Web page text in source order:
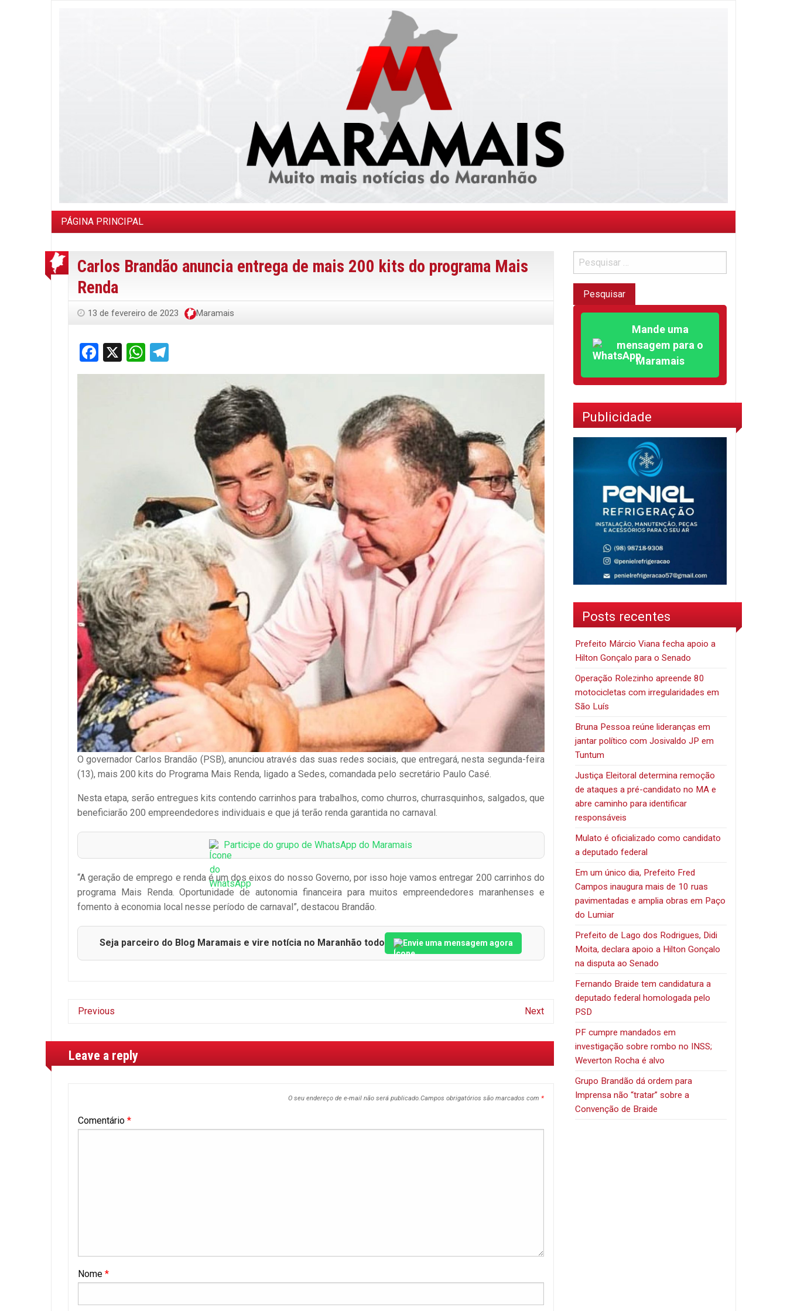
PÁGINA PRINCIPAL
Carlos Brandão anuncia entrega de mais 200 kits do programa Mais
Renda
13 de fevereiro de 2023 Maramais
Facebook
X WhatsApp
O governador Carlos Brandão (PSB), anunciou através das suas redes sociais, que entregará, nesta segunda-feira
(13), mais 200 kits do Programa Mais Renda, ligado a Sedes, comandada pelo secretário Paulo Casé.
Nesta etapa, serão entregues kits contendo carrinhos para trabalhos, como churros, churrasquinhos, salgados, que
beneficiarão 200 empreendedores individuais e que já terão renda garantida no carnaval.
Participe do grupo de WhatsApp do Maramais
“A geração de emprego e renda é um dos eixos do nosso Governo, por isso hoje vamos entregar 200 carrinhos do
programa Mais Renda. Oportunidade de autonomia financeira para muitos empreendedores maranhenses e
fomento à economia local nesse período de carnaval”, destacou Brandão.
Seja parceiro do Blog Maramais e vire notícia no Maranhão todo Envie uma mensagem agora
Previous Next
Leave a reply
O seu endereço de e-mail não será publicado.Campos obrigatórios são marcados com *
Comentário *
Nome *
Mande uma
mensagem para o
Maramais
Publicidade
Posts recentes
Prefeito Márcio Viana fecha apoio a
Hilton Gonçalo para o Senado
Operação Rolezinho apreende 80
motocicletas com irregularidades em
São Luís
Bruna Pessoa reúne lideranças em
jantar político com Josivaldo JP em
Tuntum
Justiça Eleitoral determina remoção
de ataques a pré-candidato no MA e
abre caminho para identificar
responsáveis
Mulato é oficializado como candidato
a deputado federal
Em um único dia, Prefeito Fred
Campos inaugura mais de 10 ruas
pavimentadas e amplia obras em Paço
do Lumiar
Prefeito de Lago dos Rodrigues, Didi
Moita, declara apoio a Hilton Gonçalo
na disputa ao Senado
Fernando Braide tem candidatura a
deputado federal homologada pelo
PSD
PF cumpre mandados em
investigação sobre rombo no INSS;
Weverton Rocha é alvo
Grupo Brandão dá ordem para
Imprensa não “tratar” sobre a
Convenção de Braide